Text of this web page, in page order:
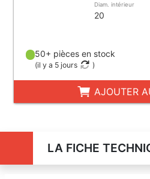
Diam. intérieur
20
50+ pièces en stock
(il y a 5 jours )
AJOUTER
LA FICHE